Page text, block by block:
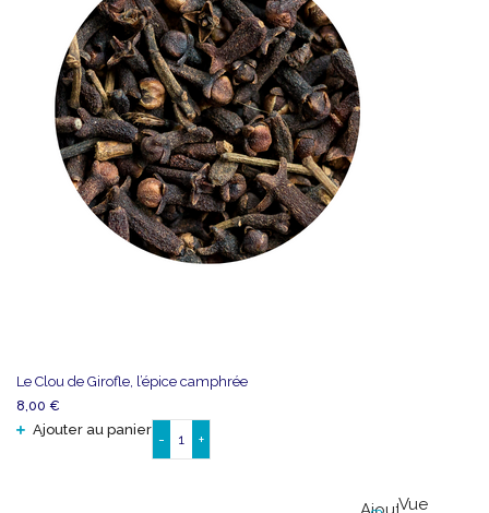
Le Clou de Girofle, l’épice camphrée
8,00 €
Ajouter au panier
-
quantité
+
Vue